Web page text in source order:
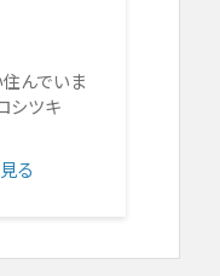
んでいま
シツキ
る